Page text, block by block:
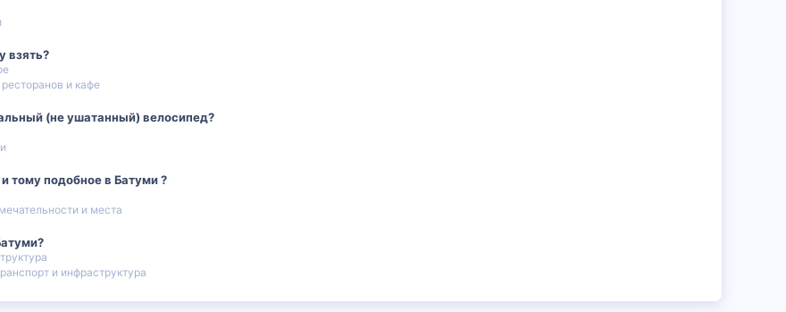
взять?
и кафе
(не ушатанный) велосипед?
тому подобное в Батуми ?
и места
и инфраструктура